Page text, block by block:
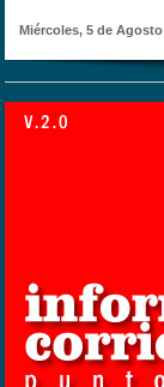
Miércoles, 5 de Agosto